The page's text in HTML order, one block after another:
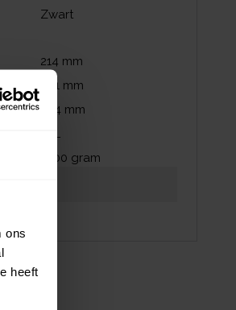
ons
heeft
Zwart
214 mm
391 mm
424 mm
L
6100 gram